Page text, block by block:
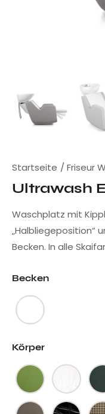
Startseite Friseur
Ultrawash
Waschplatz mit
„Halbliegeposition“
Becken. In alle
Becken
Körper